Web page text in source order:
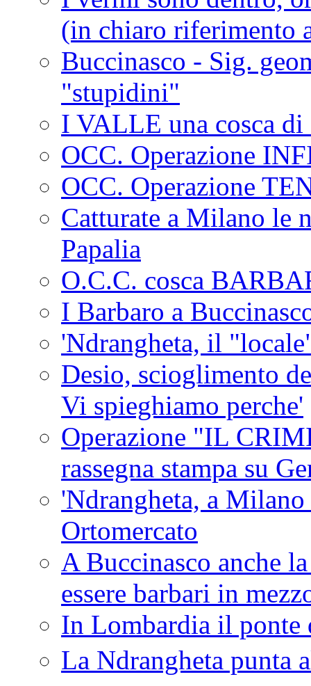
(in chiaro riferimento
Buccinasco - Sig.
"stupidini"
I VALLE una cosca
OCC. Operazione
OCC. Operazione
Catturate a Milano le
Papalia
O.C.C. cosca
I Barbaro a
'Ndrangheta, il
Desio, scioglimento
Vi spieghiamo perche'
Operazione "IL
rassegna stampa su
'Ndrangheta, a Milano
Ortomercato
A Buccinasco anche
essere barbari in
In Lombardia il ponte
La Ndrangheta